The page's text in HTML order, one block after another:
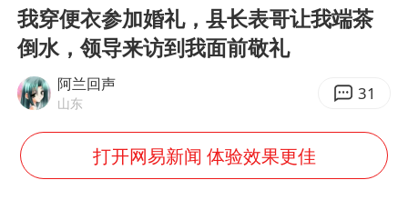
胜宏科技：股票交易异常波动
百花奖开幕式
38岁演员求职万岁山NPC成功
我穿便衣参加婚礼，县长表哥让我端茶
倒水，领导来访到我面前敬礼
阿兰回声
山东 31
打开网易新闻 体验效果更佳